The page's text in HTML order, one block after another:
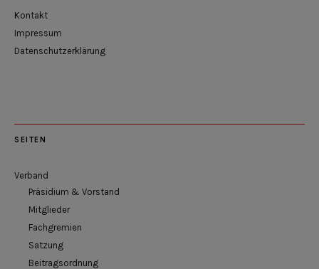
Kontakt
Impressum
Datenschutzerklärung
SEITEN
Verband
Präsidium & Vorstand
Mitglieder
Fachgremien
Satzung
Beitragsordnung